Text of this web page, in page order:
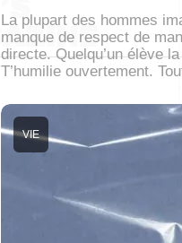
La plupart des hommes
manque de respect de
directe. Quelqu’un élève
T’humilie ouvertement.
VIE